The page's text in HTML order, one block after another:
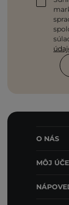
O NÁS
MÔJ